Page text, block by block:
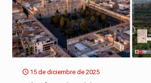
15 de diciembre de 2025